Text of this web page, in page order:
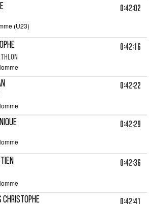
0:42:02
(U23)
0:42:16
0:42:22
0:42:29
0:42:36
CHRISTOPHE 0:42:41